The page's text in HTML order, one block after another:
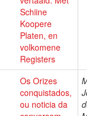
Schiine
Koopere
Platen, en
volkomene
Registers
Os Orizes
conquistados,
ou noticia da